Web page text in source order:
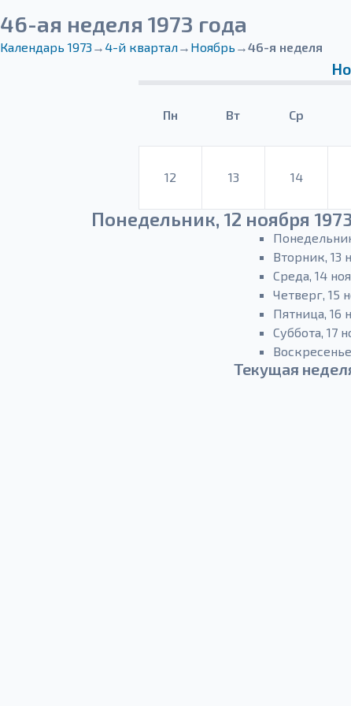
46-ая неделя 1973 года
Календарь 1973 → 4-й квартал→ Ноябрь →46-я неделя
Пн Вт Ср
12 13 14
Понедельник, 12 ноября
Вторник, 13
Среда, 14
Четверг, 15
Пятница, 16
Суббота, 17
Текущая